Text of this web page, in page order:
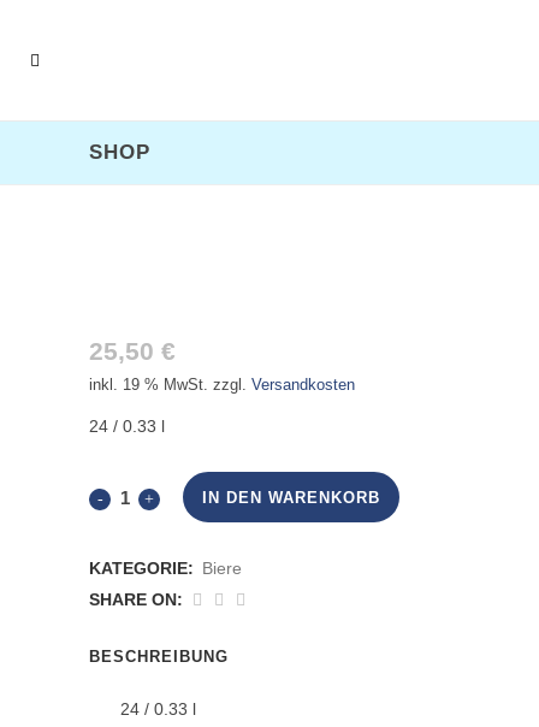
SHOP
25,50 €
inkl. 19 % MwSt. zzgl. Versandkosten
24 / 0.33 l
Bitburger IN DEN WARENKORB
KATEGORIE: Biere
SHARE ON:
BESCHREIBUNG
24 / 0.33 l